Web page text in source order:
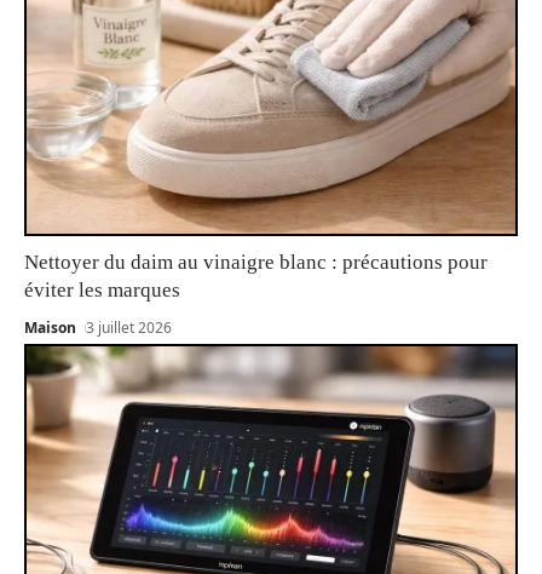
Nettoyer du daim au vinaigre blanc : précautions pour
éviter les marques
Maison 3 juillet 2026